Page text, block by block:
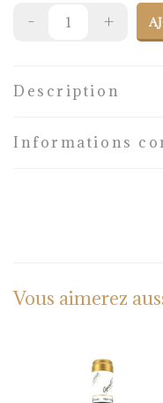
Description
Informations
Vous aimerez